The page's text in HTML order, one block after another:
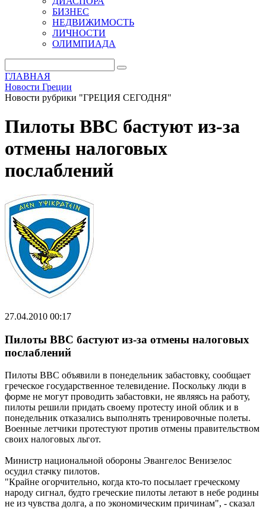
БИЗНЕС
НЕДВИЖИМОСТЬ
ЛИЧНОСТИ
ОЛИМПИАДА
ГЛАВНАЯ
Новости Греции
Новости рубрики "ГРЕЦИЯ СЕГОДНЯ"
Пилоты ВВС бастуют из-за
отмены налоговых
послаблений
27.04.2010 00:17
Пилоты ВВС бастуют из-за отмены налоговых
послаблений
Пилоты ВВС объявили в понедельник забастовку, сообщает
греческое государственное телевидение. Поскольку люди в
форме не могут проводить забастовки, не являясь на работу,
пилоты решили придать своему протесту иной облик и в
понедельник отказались выполнять тренировочные полеты.
Военные летчики протестуют против отмены правительством
своих налоговых льгот.
Министр национальной обороны Эвангелос Венизелос
осудил стачку пилотов.
"Крайне огорчительно, когда кто-то посылает греческому
народу сигнал, будто греческие пилоты летают в небе родины
не из чувства долга, а по экономическим причинам", - сказал